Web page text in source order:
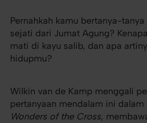
Pernahkah kamu bertanya-
sejati dari Jumat Agung?
mati di kayu salib, dan apa
hidupmu?
Wilkin van de Kamp menggali
pertanyaan mendalam ini dalam
Wonders of the Cross,